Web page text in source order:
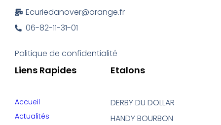
Etalons
DERBY DU DOLLAR
HANDY BOURBON
Liens Rapides
Accueil
Actualités
Ecuriedanover@orange.fr
06-82-11-31-01
Politique de confidentialité